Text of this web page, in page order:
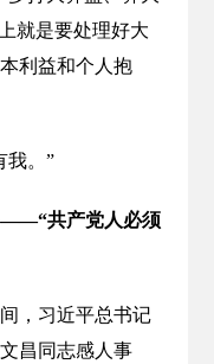
就是要处理好大
利益和个人抱
我。”
——“共产党人必须
，习近平总书记
昌同志感人事